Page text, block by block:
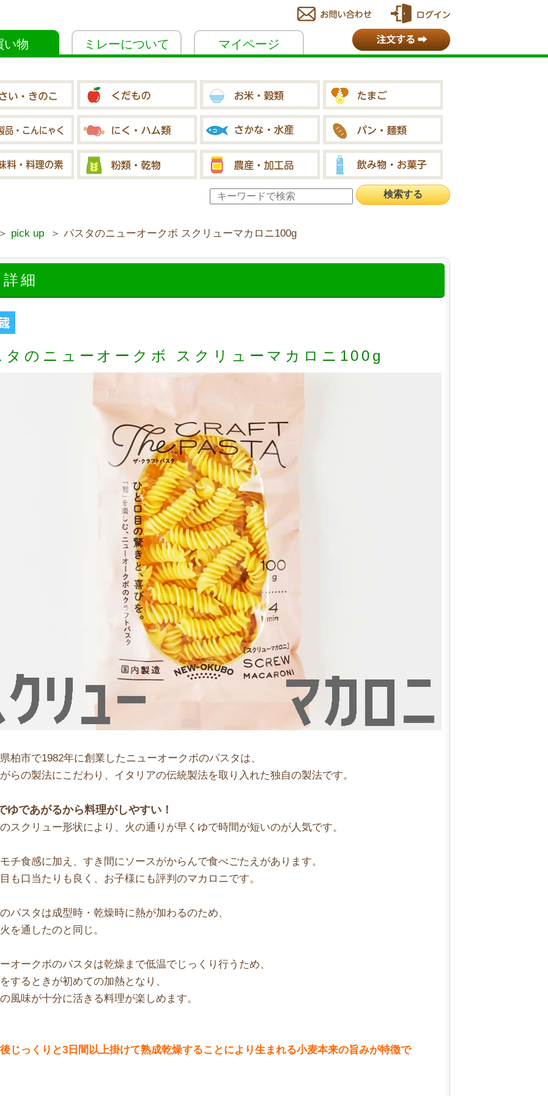
い物 ミレーについて マイページ
pick up ＞ パスタのニューオークボ スクリューマカロニ100g
細
タのニューオークボ スクリューマカロニ100g
柏市で1982年に創業したニューオークボのパスタは、
らの製法にこだわり、イタリアの伝統製法を取り入れた独自の製法です。
ゆであがるから料理がしやすい！
スクリュー形状により、火の通りが早くゆで時間が短いのが人気です。
チ食感に加え、すき間にソースがからんで食べごたえがあります。
も口当たりも良く、お子様にも評判のマカロニです。
パスタは成型時・乾燥時に熱が加わるのため、
を通したのと同じ。
オークボのパスタは乾燥まで低温でじっくり行うため、
するときが初めての加熱となり、
風味が十分に活きる料理が楽しめます。
じっくりと3日間以上掛けて熟成乾燥することにより生まれる小麦本来の旨みが特徴で